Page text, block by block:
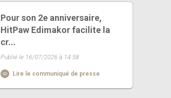
Pour son 2e anniversaire,
HitPaw Edimakor facilite la
cr...
Publié le 16/07/2026 à 14:58
Lire le communiqué de presse